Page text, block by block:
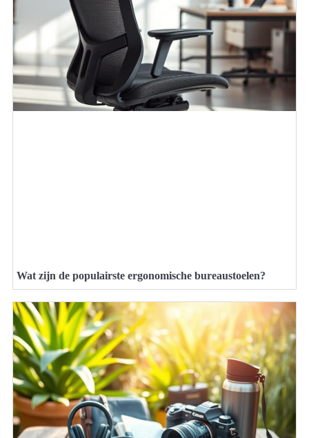
Wat zijn de populairste ergonomische bureaustoelen?